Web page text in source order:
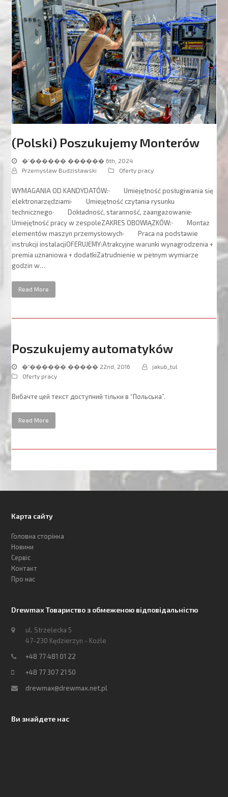
(Polski) Poszukujemy Monterów
�'������ ������ 6th, 2024
Przemysław Budzisławski
Oferty pracy
WYMAGANIA OD KANDYDATÓW:· Umiejętność posługiwania się
elektronarzędziami· Umiejętność czytania rysunku
technicznego· Dokładność, staranność, zaangażowanie·
Umiejętność pracy w zespoleZAKRES OBOWIĄZKÓW:· Montaż
elementów maszyn przemysłowych· Praca na podstawie
instrukcji instalacjiOFERUJEMY:Atrakcyjne warunki wynagrodzenia +
premia uznaniowa + dodatkiZatrudnienie w pełnym wymiarze
godzin w…
Read More
Poszukujemy automatyków
�'������ ����� 22nd, 2016
jakub_tul
Oferty pracy
Вибачте цей текст доступний тільки в “Польська”.
Read More
Карта сайту
Головна сторінка
Новини
Сервіс
Контакт
Про нас
Drewmax Товариство з обмеженою відповідальністю
ul. Strzelecka 5
47-230 Kędzierzyn - Koźle
+48 77 481 01 22
+48 77 307 21 50
drewmax@drewmax.net.pl
Ви знайдете нас